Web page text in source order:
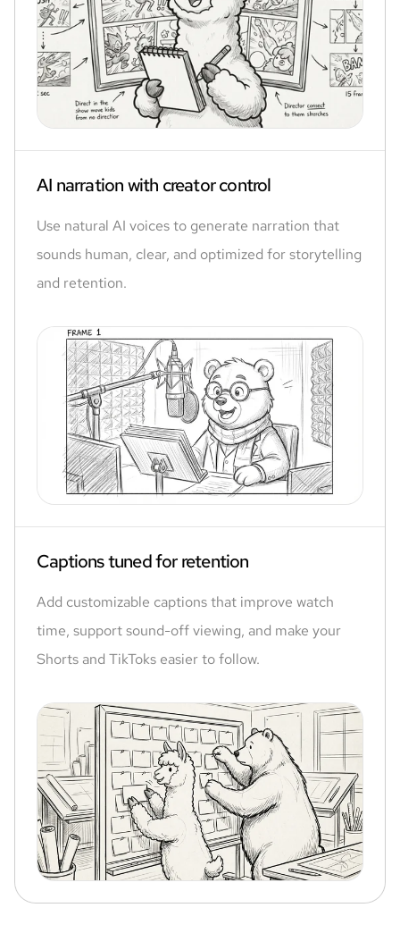
AI narration with creator control
Use natural AI voices to generate narration that
sounds human, clear, and optimized for storytelling
and retention.
Captions tuned for retention
Add customizable captions that improve watch
time, support sound-off viewing, and make your
Shorts and TikToks easier to follow.